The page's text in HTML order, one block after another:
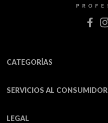
CATEGORÍAS
SERVICIOS AL CONSUMIDOR
LEGAL